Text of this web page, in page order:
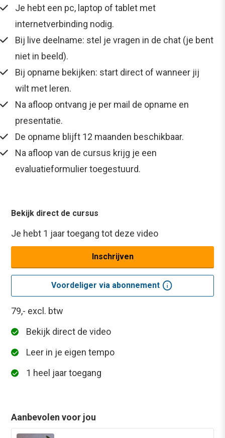
Je hebt een pc, laptop of tablet met
internetverbinding nodig.
Bij live deelname: stel je vragen in de chat (je bent
niet in beeld).
Bij opname bekijken: start direct of wanneer jij
wilt met leren.
Na afloop ontvang je per mail de opname en
presentatie.
De opname blijft 12 maanden beschikbaar.
Na afloop van de cursus krijg je een
evaluatieformulier toegestuurd.
Bekijk direct de cursus
Je hebt 1 jaar toegang tot deze video
Inschrijven
Voordeliger via abonnement info
79,- excl. btw
Bekijk direct de video
Leer in je eigen tempo
1 heel jaar toegang
Aanbevolen voor jou